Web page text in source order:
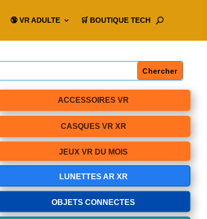
🔞 VR ADULTE 🛒 BOUTIQUE TECH
ACCESSOIRES VR
CASQUES VR XR
JEUX VR DU MOIS
LUNETTES AR XR
OBJETS CONNECTES